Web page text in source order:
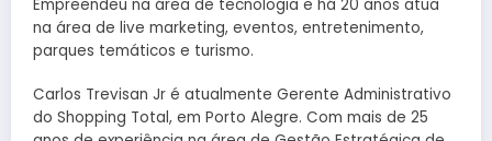
Empreendeu na área de tecnologia e há 20 anos atua
na área de live marketing, eventos, entretenimento,
parques temáticos e turismo.
Carlos Trevisan Jr é atualmente Gerente Administrativo
do Shopping Total, em Porto Alegre. Com mais de 25